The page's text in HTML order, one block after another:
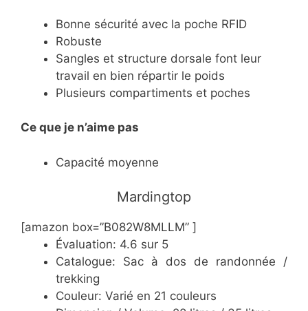
Bonne sécurité avec la poche RFID
Robuste
Sangles et structure dorsale font leur
travail en bien répartir le poids
Plusieurs compartiments et poches
Ce que je n’aime pas
Capacité moyenne
​Mardingtop
[amazon box=”B082W8MLLM” ]
Évaluation: 4.6 sur 5
Catalogue: Sac à dos de randonnée /
trekking
Couleur: Varié en 21 couleurs